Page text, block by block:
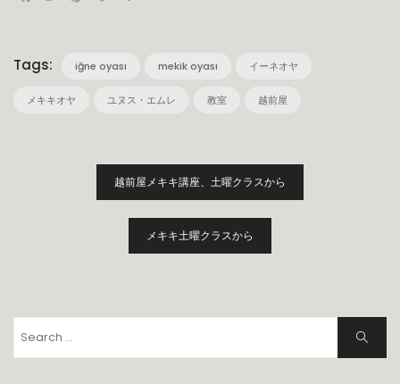
Tags: iğne oyası mekik oyası イーネオヤ
メキキオヤ ユヌス・エムレ 教室 越前屋
ョ
ン
越前屋メキキ講座、土曜クラスから
メキキ土曜クラスから
Search
for:
Search